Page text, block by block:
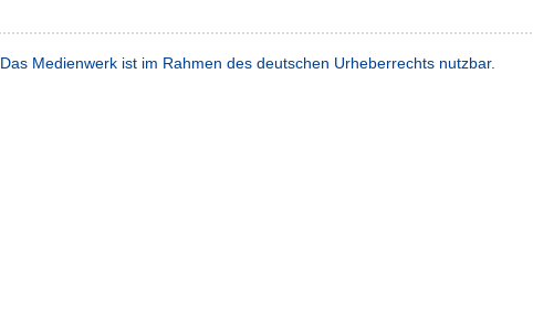
Das Medienwerk ist im Rahmen des deutschen Urheberrechts nutzbar.